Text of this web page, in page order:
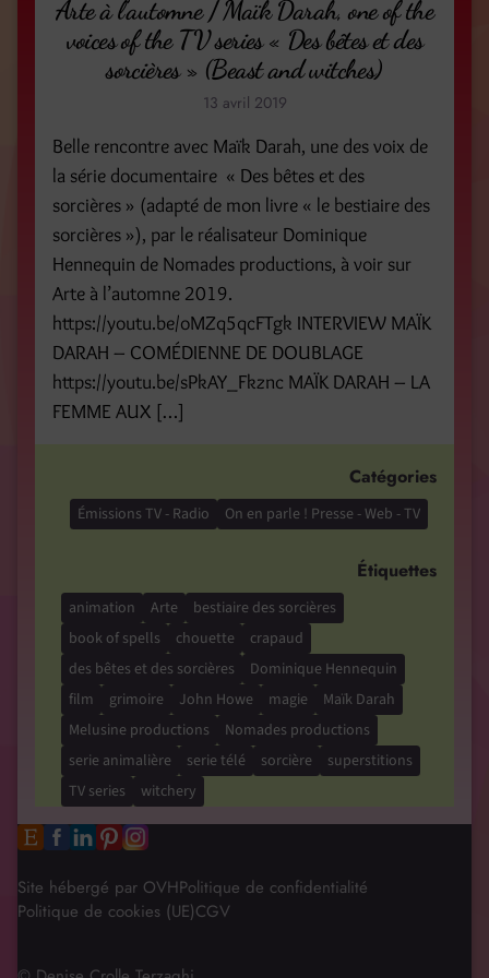
Arte à l’automne / Maïk Darah, one of the
voices of the TV series « Des bêtes et des
sorcières » (Beast and witches)
13 avril 2019
Belle rencontre avec Maïk Darah, une des voix de
la série documentaire « Des bêtes et des
sorcières » (adapté de mon livre « le bestiaire des
sorcières »), par le réalisateur Dominique
Hennequin de Nomades productions, à voir sur
Arte à l’automne 2019.
https://youtu.be/oMZq5qcFTgk INTERVIEW MAÏK
DARAH – COMÉDIENNE DE DOUBLAGE
https://youtu.be/sPkAY_Fkznc MAÏK DARAH – LA
FEMME AUX […]
Catégories
Émissions TV - Radio On en parle ! Presse - Web - TV
Étiquettes
animation Arte
bestiaire des sorcières
book of spells
chouette
crapaud
des bêtes et des sorcières
Dominique Hennequin
film
grimoire John Howe magie
Maïk Darah
Melusine productions
Nomades productions
serie animalière
serie télé sorcière
superstitions
TV series
witchery
Site hébergé par OVHPolitique de confidentialité
Politique de cookies (UE)CGV